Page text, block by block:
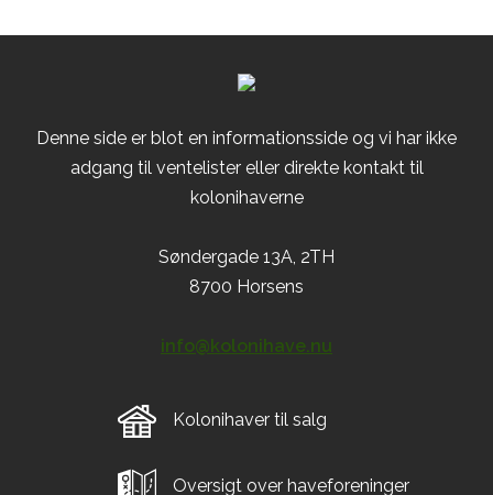
Denne side er blot en informationsside og vi har ikke
adgang til ventelister eller direkte kontakt til
kolonihaverne
Søndergade 13A, 2TH
8700 Horsens
info@kolonihave.nu
Kolonihaver til salg
Oversigt over haveforeninger